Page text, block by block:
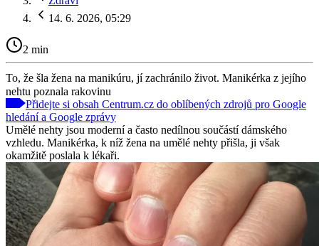
14. 6. 2026, 05:29
2 min
To, že šla žena na manikúru, jí zachránilo život. Manikérka z jejího
nehtu poznala rakovinu
Přidejte si obsah Centrum.cz do oblíbených zdrojů pro Google
hledání a Google zprávy
Umělé nehty jsou moderní a často nedílnou součástí dámského
vzhledu. Manikérka, k níž žena na umělé nehty přišla, ji však
okamžitě poslala k lékaři.